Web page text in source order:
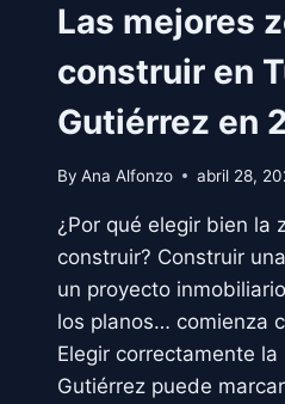
Las mejores
construir en
Gutiérrez en
By Ana Alfonzo abril 28,
¿Por qué elegir bien la
construir? Construir
un proyecto
los planos… comienza
Elegir correctamente la
Gutiérrez puede